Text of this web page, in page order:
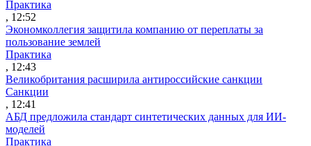
Практика
, 12:52
Экономколлегия защитила компанию от переплаты за
пользование землей
Практика
, 12:43
Великобритания расширила антироссийские санкции
Санкции
, 12:41
АБД предложила стандарт синтетических данных для ИИ-
моделей
Практика